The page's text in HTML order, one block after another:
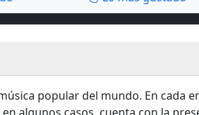
popular del mundo. En cada